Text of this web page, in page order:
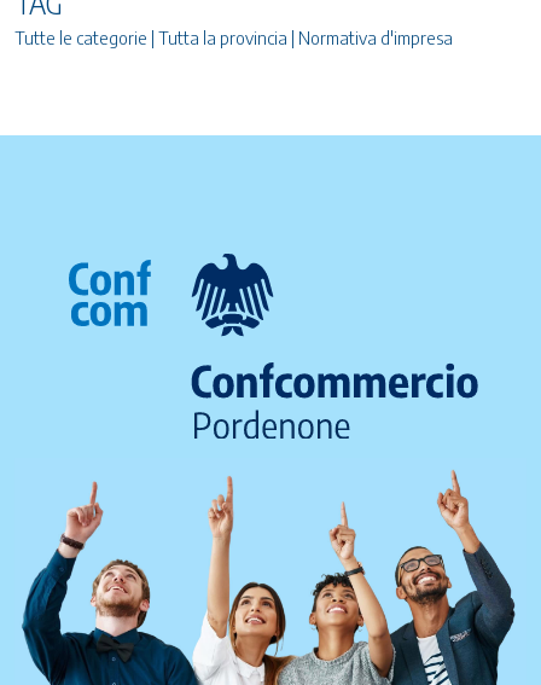
Tutte le categorie | Tutta la provincia | Normativa d'impresa